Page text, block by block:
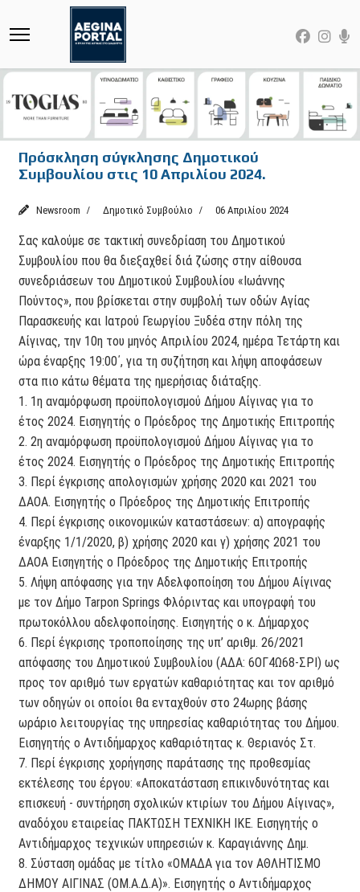
Πρόσκληση σύγκλησης Δημοτικού
Συμβουλίου στις 10 Απριλίου 2024.
Newsroom Δημοτικό Συμβούλιο 06 Απριλίου 2024
Σας καλούμε σε τακτική συνεδρίαση του Δημοτικού
Συμβουλίου που θα διεξαχθεί διά ζώσης στην αίθουσα
συνεδριάσεων του Δημοτικού Συμβουλίου «Ιωάννης
Πούντος», που βρίσκεται στην συμβολή των οδών Αγίας
Παρασκευής και Ιατρού Γεωργίου Ξυδέα στην πόλη της
Αίγινας, την 10η του μηνός Απριλίου 2024, ημέρα Τετάρτη και
ώρα έναρξης 19:00΄, για τη συζήτηση και λήψη αποφάσεων
στα πιο κάτω θέματα της ημερήσιας διάταξης.
1. 1η αναμόρφωση προϋπολογισμού Δήμου Αίγινας για το
έτος 2024. Εισηγητής ο Πρόεδρος της Δημοτικής Επιτροπής
2. 2η αναμόρφωση προϋπολογισμού Δήμου Αίγινας για το
έτος 2024. Εισηγητής ο Πρόεδρος της Δημοτικής Επιτροπής
3. Περί έγκρισης απολογισμών χρήσης 2020 και 2021 του
ΔΑΟΑ. Εισηγητής ο Πρόεδρος της Δημοτικής Επιτροπής
4. Περί έγκρισης οικονομικών καταστάσεων: α) απογραφής
έναρξης 1/1/2020, β) χρήσης 2020 και γ) χρήσης 2021 του
ΔΑΟΑ Εισηγητής ο Πρόεδρος της Δημοτικής Επιτροπής
5. Λήψη απόφασης για την Αδελφοποίηση του Δήμου Αίγινας
με τον Δήμο Tarpon Springs Φλόριντας και υπογραφή του
πρωτοκόλλου αδελφοποίησης. Εισηγητής ο κ. Δήμαρχος
6. Περί έγκρισης τροποποίησης της υπ’ αριθμ. 26/2021
απόφασης του Δημοτικού Συμβουλίου (ΑΔΑ: 6ΟΓ4Ω68-ΣΡΙ) ως
προς τον αριθμό των εργατών καθαριότητας και τον αριθμό
των οδηγών οι οποίοι θα ενταχθούν στο 24ωρης βάσης
ωράριο λειτουργίας της υπηρεσίας καθαριότητας του Δήμου.
Εισηγητής ο Αντιδήμαρχος καθαριότητας κ. Θεριανός Στ.
7. Περί έγκρισης χορήγησης παράτασης της προθεσμίας
εκτέλεσης του έργου: «Αποκατάσταση επικινδυνότητας και
επισκευή - συντήρηση σχολικών κτιρίων του Δήμου Αίγινας»,
αναδόχου εταιρείας ΠΑΚΤΩΣΗ ΤΕΧΝΙΚΗ ΙΚΕ. Εισηγητής ο
Αντιδήμαρχος τεχνικών υπηρεσιών κ. Καραγιάννης Δημ.
8. Σύσταση ομάδας με τίτλο «ΟΜΑΔΑ για τον ΑΘΛΗΤΙΣΜΟ
ΔΗΜΟΥ ΑΙΓΙΝΑΣ (ΟΜ.Α.Δ.Α)». Εισηγητής ο Αντιδήμαρχος